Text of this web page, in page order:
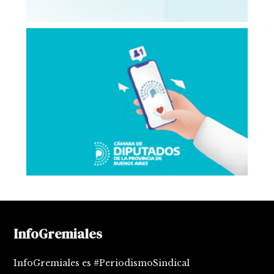
InfoGremiales
InfoGremiales es #PeriodismoSindical